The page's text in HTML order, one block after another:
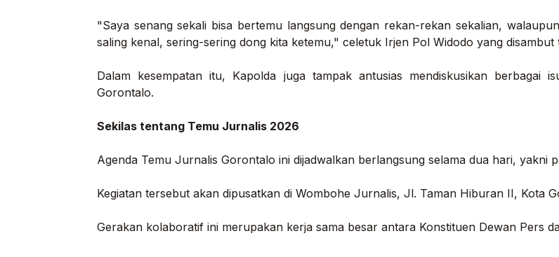
"Saya senang sekali bisa bertemu langsung dengan rekan-rekan sekalian,
saling kenal, sering-sering dong kita ketemu," celetuk Irjen Pol Widodo yang disambut
Dalam kesempatan itu, Kapolda juga tampak antusias mendiskusikan berbagai
Gorontalo.
Sekilas tentang Temu Jurnalis 2026
Agenda Temu Jurnalis Gorontalo ini dijadwalkan berlangsung selama dua hari, yakni
Kegiatan tersebut akan dipusatkan di Wombohe Jurnalis, Jl. Taman Hiburan II, Kota
Gerakan kolaboratif ini merupakan kerja sama besar antara Konstituen Dewan Pers